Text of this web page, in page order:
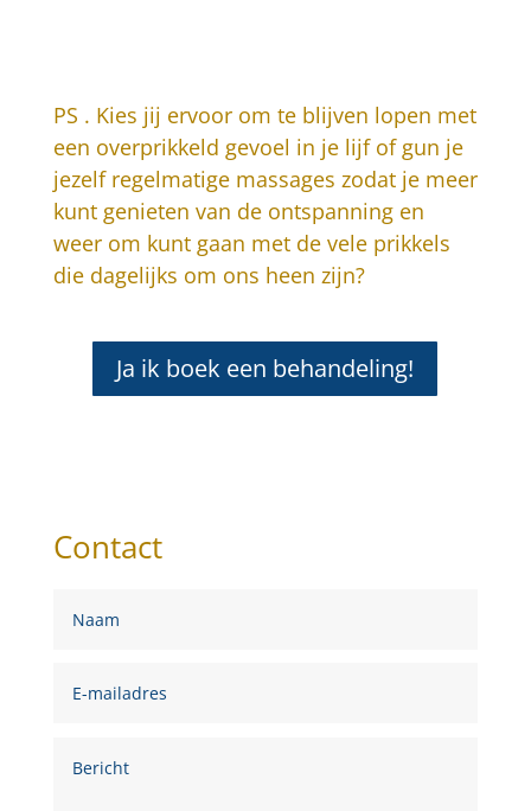
PS . Kies jij ervoor om te blijven lopen met
een overprikkeld gevoel in je lijf of gun je
jezelf regelmatige massages zodat je meer
kunt genieten van de ontspanning en
weer om kunt gaan met de vele prikkels
die dagelijks om ons heen zijn?
Ja ik boek een behandeling!
Contact